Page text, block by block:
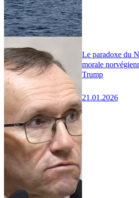
Le paradoxe du
morale
Trump
21.01.2026